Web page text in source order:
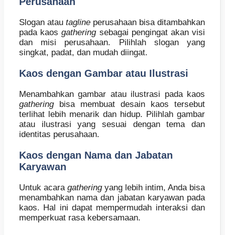
Slogan atau tagline perusahaan bisa ditambahkan
pada kaosgatheringsebagai pengingat akan visi
dan misi perusahaan. Pilihlah slogan yang
singkat, padat, dan mudah diingat.
Kaos dengan Gambar atau Ilustrasi
Menambahkan gambar atau ilustrasi pada kaos
gatheringbisa membuat desain kaos tersebut
terlihat lebih menarik dan hidup. Pilihlah gambar
atau ilustrasi yang sesuai dengan tema dan
identitas perusahaan.
Kaos dengan Nama dan Jabatan
Karyawan
Untuk acara gatheringyang lebih intim, Anda bisa
menambahkan nama dan jabatan karyawan pada
kaos. Hal ini dapat mempermudah interaksi dan
memperkuat rasa kebersamaan.